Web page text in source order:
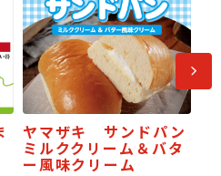
ヤマザキ サンドパン
ミルククリーム＆バタ
ー風味クリーム
次へ